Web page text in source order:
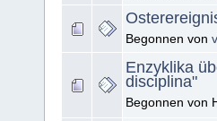
Begonnen von
Enzyklika
disciplina"
Begonnen von